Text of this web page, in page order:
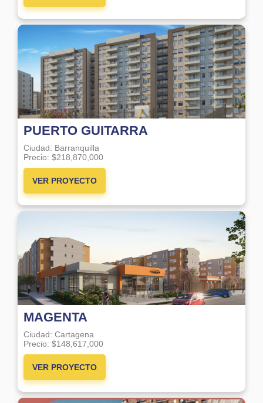
PUERTO GUITARRA
Ciudad: Barranquilla
Precio: $218,870,000
VER PROYECTO
MAGENTA
Ciudad: Cartagena
Precio: $148,617,000
VER PROYECTO